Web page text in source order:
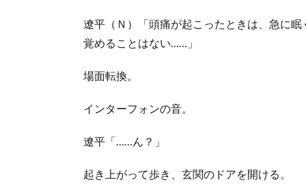
遼平（Ｎ）「頭痛が起こったときは、急に
覚めることはない……」
場面転換。
インターフォンの音。
遼平「……ん？」
起き上がって歩き、玄関のドアを開ける。